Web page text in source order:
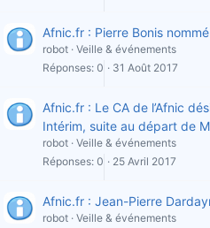
Afnic.fr : Pierre Bonis
robot Veille & événements
Réponses 0 31 Août 2017
Afnic.fr : Le CA de l’Afnic
Intérim, suite au départ de M
robot Veille & événements
Réponses 0 25 Avril 2017
Afnic.fr : Jean-Pierre
robot Veille & événements